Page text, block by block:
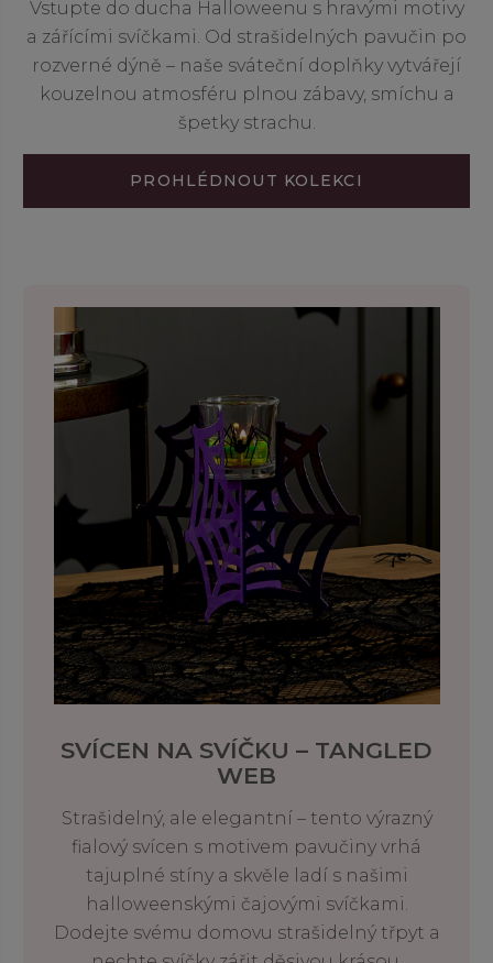
Vstupte do ducha Halloweenu s hravými motivy
a zářícími svíčkami. Od strašidelných pavučin po
rozverné dýně – naše sváteční doplňky vytvářejí
kouzelnou atmosféru plnou zábavy, smíchu a
špetky strachu.
PROHLÉDNOUT KOLEKCI
SVÍCEN NA SVÍČKU – TANGLED
WEB
Strašidelný, ale elegantní – tento výrazný
fialový svícen s motivem pavučiny vrhá
tajuplné stíny a skvěle ladí s našimi
halloweenskými čajovými svíčkami.
Dodejte svému domovu strašidelný třpyt a